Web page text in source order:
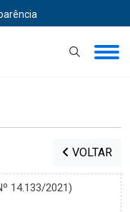
VOLTAR
14.133/2021)